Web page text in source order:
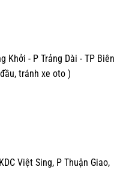
Khởi - P Trảng Dài - TP Biên
tránh xe oto )
Việt Sing, P Thuận Giao,